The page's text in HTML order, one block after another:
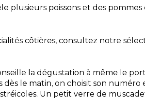
plusieurs poissons et des
côtières, consultez notre
la dégustation à même le
le matin, on choisit son numéro
Un petit verre de